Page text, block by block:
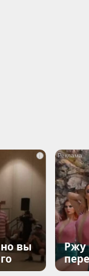
i
вы
Ржу